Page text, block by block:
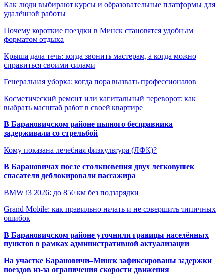
Как люди выбирают курсы и образовательные платформы для
удалённой работы
Почему короткие поездки в Минск становятся удобным
форматом отдыха
Крыша дала течь: когда звонить мастерам, а когда можно
справиться своими силами
Генеральная уборка: когда пора вызвать профессионалов
Косметический ремонт или капитальный переворот: как
выбрать масштаб работ в своей квартире
В Барановичском районе пьяного бесправника
задерживали со стрельбой
Кому показана лечебная физкультура (ЛФК)?
В Барановичах после столкновения двух легковушек
спасатели деблокировали пассажира
BMW i3 2026: до 850 км без подзарядки
Grand Mobile: как правильно начать и не совершить типичных
ошибок
В Барановичском районе уточнили границы населённых
пунктов в рамках административной актуализации
На участке Барановичи–Минск зафиксированы задержки
поездов из-за ограничения скорости движения